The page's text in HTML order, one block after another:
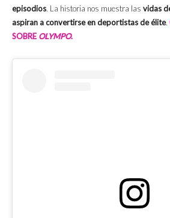
episodios. La historia nos muestra las vidas
aspiran a convertirse en deportistas de élite.
SOBRE OLYMPO.